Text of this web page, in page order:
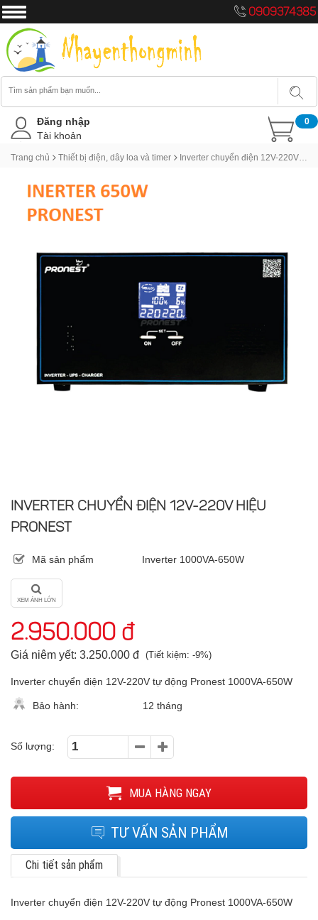
0909374385
0
Đăng nhập
Tài khoản
Trang chủ Thiết bị điện, dây loa và timer Inverter chuyển điện 12V-220V hiệu Pronest
INVERTER CHUYỂN ĐIỆN 12V-220V HIỆU
PRONEST
Mã sản phẩm Inverter 1000VA-650W
XEM ẢNH LỚN
2.950.000 đ
Giá niêm yết: 3.250.000 đ (Tiết kiệm: -9%)
Inverter chuyển điện 12V-220V tự động Pronest 1000VA-650W
Bảo hành: 12 tháng
Số lượng:
MUA HÀNG NGAY
TƯ VẤN SẢN PHẨM
Chi tiết sản phẩm
Inverter chuyển điện 12V-220V tự động Pronest 1000VA-650W